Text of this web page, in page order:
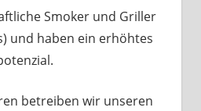
Smoker und Griller
und haben ein erhöhtes
betreiben wir unseren